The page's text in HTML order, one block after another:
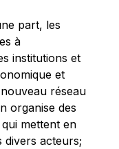
part, les
à
institutions et
et
réseau
organise des
mettent en
divers acteurs;